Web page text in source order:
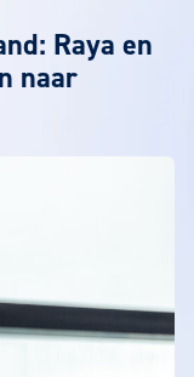
Raya en
naar